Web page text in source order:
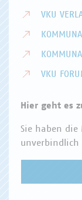
VKU
VKU
Hier geht es
Sie haben
unverbindlich